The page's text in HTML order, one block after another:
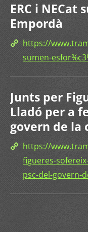
ERC i NECat
Empordà
https://
sumen-
Junts per
Lladó per a
govern de la
https://
figueres-
psc-del-govern-